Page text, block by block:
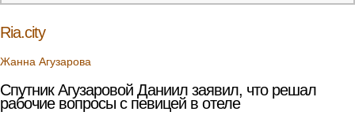
Ria.city
Жанна Агузарова
Спутник Агузаровой Даниил заявил, что решал
рабочие вопросы с певицей в отеле